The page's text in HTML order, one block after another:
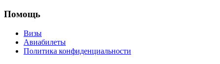
Помощь
Визы
Авиабилеты
Политика конфиденциальности